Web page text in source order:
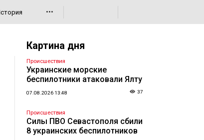
•••
Картина дня
Происшествия
Украинские морские
беспилотники атаковали Ялту
07.08.2026 13:48 37
Происшествия
Силы ПВО Севастополя сбили
8 украинских беспилотников